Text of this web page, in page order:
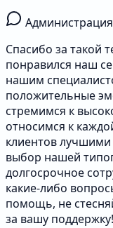
Спасибо за такой
понравился наш
нашим
положительные
стремимся к
относимся к
клиентов лучшими
выбор нашей
долгосрочное
какие-либо
помощь, не
за вашу